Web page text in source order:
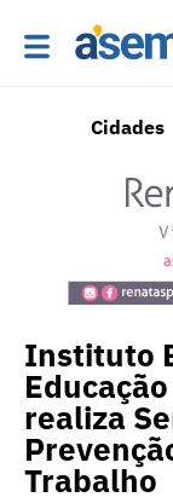
Cidades
Instituto
realiza
Trabalho